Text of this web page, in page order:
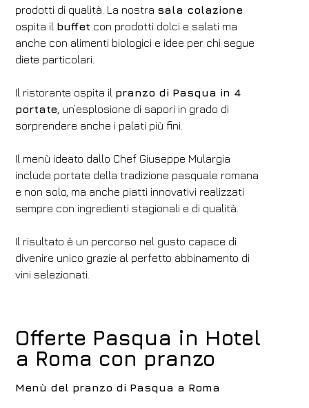
prodotti di qualità. La nostra sala colazione
ospita il buffet con prodotti dolci e salati ma
anche con alimenti biologici e idee per chi segue
diete particolari.
Il ristorante ospita il pranzo di Pasqua in 4
portate , un’esplosione di sapori in grado di
sorprendere anche i palati più fini.
Il menù ideato dallo Chef Giuseppe Mulargia
include portate della tradizione pasquale romana
e non solo, ma anche piatti innovativi realizzati
sempre con ingredienti stagionali e di qualità.
Il risultato è un percorso nel gusto capace di
divenire unico grazie al perfetto abbinamento di
vini selezionati.
Offerte Pasqua in Hotel
a Roma con pranzo
Menù del pranzo di Pasqua a Roma